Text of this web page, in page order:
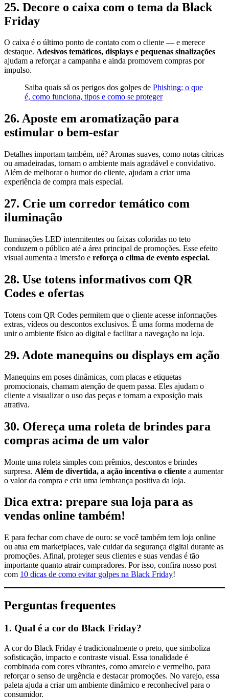
25. Decore o caixa com o tema da Black
Friday
O caixa é o último ponto de contato com o cliente — e merece
destaque. Adesivos temáticos, displays e pequenas sinalizações
ajudam a reforçar a campanha e ainda promovem compras por
impulso.
Saiba quais sã os perigos dos golpes de Phishing: o que
é, como funciona, tipos e como se proteger
26. Aposte em aromatização para
estimular o bem-estar
Detalhes importam também, né? Aromas suaves, como notas cítricas
ou amadeiradas, tornam o ambiente mais agradável e convidativo.
Além de melhorar o humor do cliente, ajudam a criar uma
experiência de compra mais especial.
27. Crie um corredor temático com
iluminação
Iluminações LED intermitentes ou faixas coloridas no teto
conduzem o público até a área principal de promoções. Esse efeito
visual aumenta a imersão e reforça o clima de evento especial.
28. Use totens informativos com QR
Codes e ofertas
Totens com QR Codes permitem que o cliente acesse informações
extras, vídeos ou descontos exclusivos. É uma forma moderna de
unir o ambiente físico ao digital e facilitar a navegação na loja.
29. Adote manequins ou displays em ação
Manequins em poses dinâmicas, com placas e etiquetas
promocionais, chamam atenção de quem passa. Eles ajudam o
cliente a visualizar o uso das peças e tornam a exposição mais
atrativa.
30. Ofereça uma roleta de brindes para
compras acima de um valor
Monte uma roleta simples com prêmios, descontos e brindes
surpresa. Além de divertida, a ação incentiva o cliente a aumentar
o valor da compra e cria uma lembrança positiva da loja.
Dica extra: prepare sua loja para as
vendas online também!
E para fechar com chave de ouro: se você também tem loja online
ou atua em marketplaces, vale cuidar da segurança digital durante as
promoções. Afinal, proteger seus clientes e suas vendas é tão
importante quanto atrair compradores. Por isso, confira nosso post
com 10 dicas de como evitar golpes na Black Friday!
Perguntas frequentes
1. Qual é a cor do Black Friday?
A cor do Black Friday é tradicionalmente o preto, que simboliza
sofisticação, impacto e contraste visual. Essa tonalidade é
combinada com cores vibrantes, como amarelo e vermelho, para
reforçar o senso de urgência e destacar promoções. No varejo, essa
paleta ajuda a criar um ambiente dinâmico e reconhecível para o
consumidor.